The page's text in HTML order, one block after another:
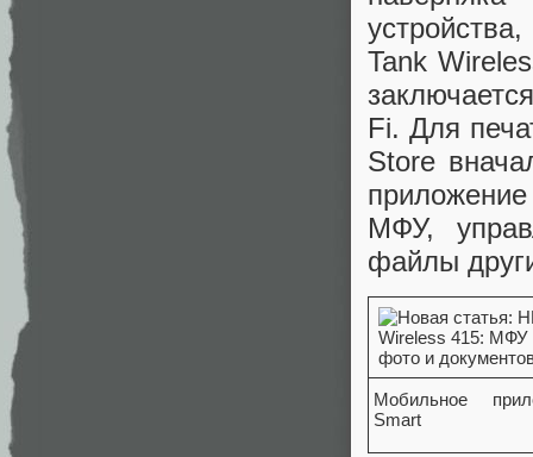
Tank
Fi. Для
Store
МФУ,
файлы
Мобильное
Smart